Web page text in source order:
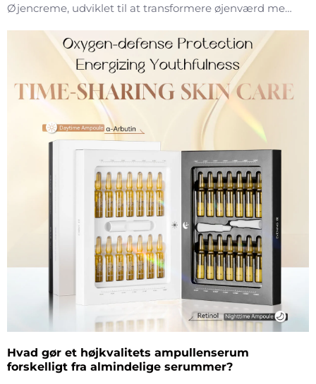
Øjencreme, udviklet til at transformere øjenværd med
med CalmYang™ (en unik beroligende ingrediens
udviklet gennem års forskning og udvikling fra
Sydkoreas B...
Hvad gør et højkvalitets ampullenserum
forskelligt fra almindelige serummer?